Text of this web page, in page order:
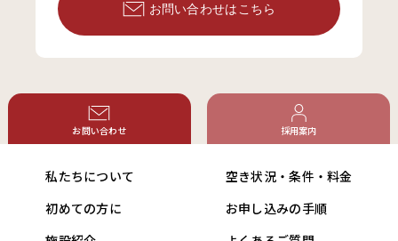
お問い合わせはこちら
お問い合わせ 採用案内
私たちについて
初めての方に
空き状況・条件・料金
お申し込みの手順